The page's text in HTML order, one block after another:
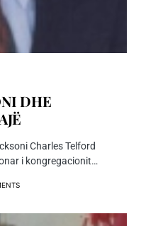
DHE
Charles Telford
i kongregacionit…